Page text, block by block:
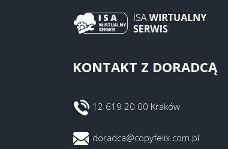
KONTAKT Z DORADCĄ
12 619 20 00 Kraków
doradca@copyfelix.com.pl